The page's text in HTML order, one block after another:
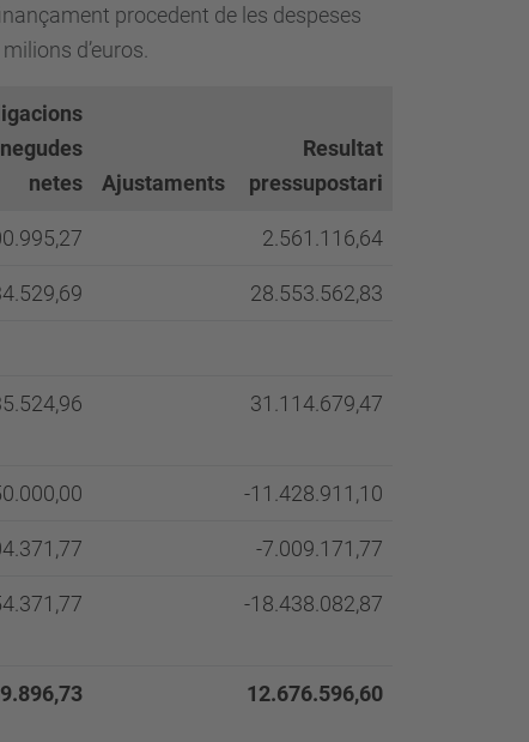
procedent de les despeses
d’euros.
netes
Ajustaments
Resultat
pressupostari
2.561.116,64
28.553.562,83
31.114.679,47
-11.428.911,10
-7.009.171,77
-18.438.082,87
12.676.596,60